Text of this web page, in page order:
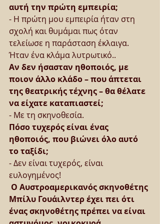
αυτή την πρώτη εμπειρία;
- Η πρώτη μου εμπειρία ήταν στη
σχολή και θυμάμαι πως όταν
τελείωσε η παράσταση έκλαιγα.
Ήταν ένα κλάμα λυτρωτικό..
Αν δεν ήσασταν ηθοποιός, με
ποιον άλλο κλάδο – που άπτεται
της θεατρικής τέχνης – θα θέλατε
να είχατε καταπιαστεί;
- Με τη σκηνοθεσία.
Πόσο τυχερός είναι ένας
ηθοποιός, που βιώνει όλο αυτό
το ταξίδι;
- Δεν είναι τυχερός, είναι
ευλογημένος!
Μπίλυ Γουάιλντερ έχει πει ότι
ένας σκηνοθέτης πρέπει να είναι